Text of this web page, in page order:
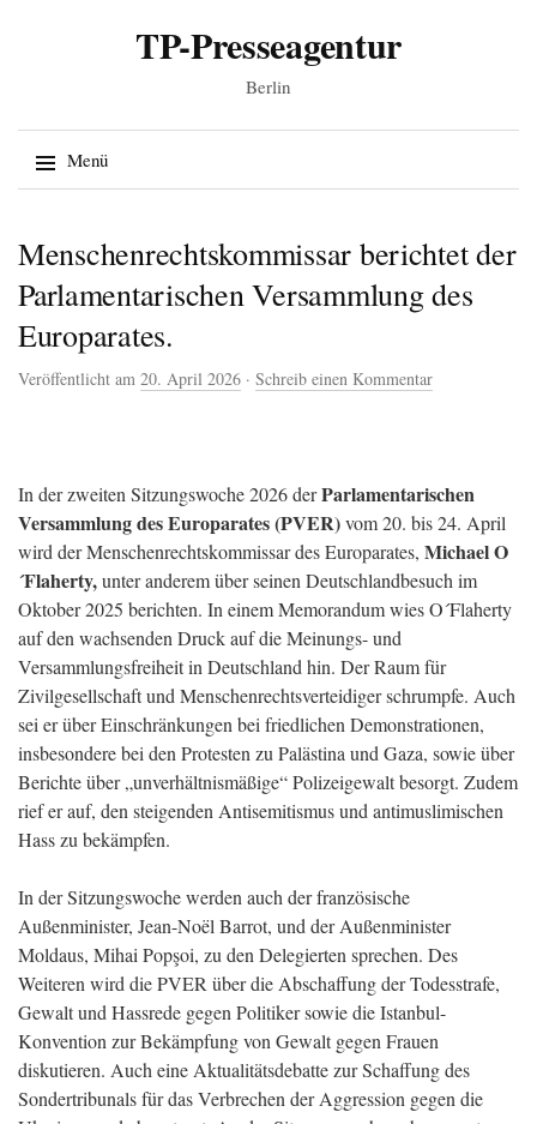
TP-Presseagentur
Berlin
Menü
Menschenrechtskommissar berichtet der
Parlamentarischen Versammlung des
Europarates.
Veröffentlicht am 20. April 2026 · Schreib einen Kommentar
In der zweiten Sitzungswoche 2026 derParlamentarischen
Versammlung des Europarates (PVER)vom 20. bis 24. April
wird der Menschenrechtskommissar des Europarates, Michael O
´Flaherty,unter anderem über seinen Deutschlandbesuch im
Oktober 2025 berichten. In einem Memorandum wies O´Flaherty
auf den wachsenden Druck auf die Meinungs- und
Versammlungsfreiheit in Deutschland hin. Der Raum für
Zivilgesellschaft und Menschenrechtsverteidiger schrumpfe. Auch
sei er über Einschränkungen bei friedlichen Demonstrationen,
insbesondere bei den Protesten zu Palästina und Gaza, sowie über
Berichte über „unverhältnismäßige“ Polizeigewalt besorgt. Zudem
rief er auf, den steigenden Antisemitismus und antimuslimischen
Hass zu bekämpfen.
In der Sitzungswoche werden auch der französische
Außenminister, Jean-Noël Barrot, und der Außenminister
Moldaus, Mihai Popşoi, zu den Delegierten sprechen. Des
Weiteren wird die PVER über die Abschaffung der Todesstrafe,
Gewalt und Hassrede gegen Politiker sowie die Istanbul-
Konvention zur Bekämpfung von Gewalt gegen Frauen
diskutieren. Auch eine Aktualitätsdebatte zur Schaffung des
Sondertribunals für das Verbrechen der Aggression gegen die